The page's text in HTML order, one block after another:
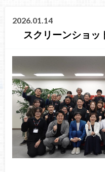
2026.01.14
スクリーンショ